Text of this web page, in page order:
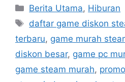
C
a
e
g
o
Berita Utama, Hiburan
T
s
daftar game diskon
terbaru, game murah
diskon besar, game pc
game steam murah,